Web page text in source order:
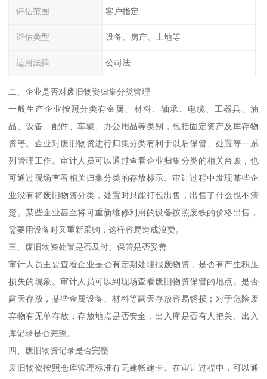
评估范围 客户指定
评估类型 设备、房产、土地等
适用法律 公司法
二、企业是否对废旧物资归集分类管理
一般生产企业按照分类有金属、材料、轴承、电缆、工器具、油
品、设备、配件、车辆、办公用品等类别，包括固定资产及库存物
资等。企业对废旧物资进行归集分类有利于以后保管、处置等一系
列管理工作。审计人员可以通过查看企业归集分类的相关台账，也
可通过现场查看相关归集分类的存放标示。审计过程中发现某些企
业没有将废旧物资分类，处置时只能打包出售，出售了什么也不清
楚。某些企业甚至将可重新维修利用的设备按照废铁的价格出售，
需要用设备时又重新采购，这样容易造成浪费。
三、废旧物资处置是否及时、保管是否妥善
审计人员主要查看企业是否有定期处理报废物资，是否有产生积压
损失的现象。审计人员可以到现场查看废旧物资保管的地点。是否
露天存放，某些金属设备、材料等露天存放容易锈损；对于危险废
弃物有无单存放；存放地点是否安全，出入库是否有人把关、出入
库记录是否完整。
四、废旧物资记录是否完整
废旧物资按照仓库管理标准有无建帐建卡。在审计过程中，可以通